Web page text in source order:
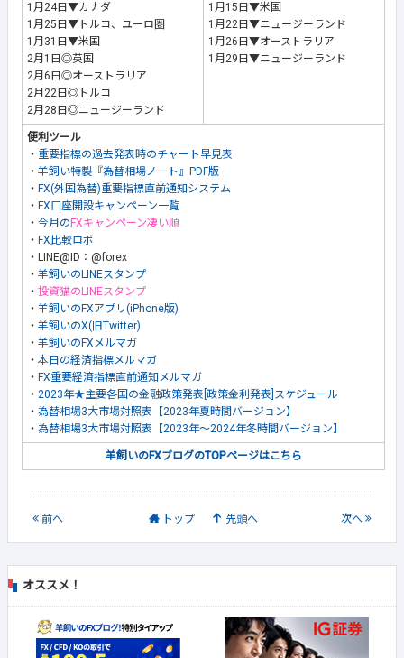
1月24日▼カナダ
1月25日▼トルコ、ユーロ圏
1月31日▼米国
2月1日◎英国
2月6日◎オーストラリア
2月22日◎トルコ
2月28日◎ニュージーランド
1月15日▼米国
1月22日▼ニュージーランド
1月26日▼オーストラリア
1月29日▼ニュージーランド
便利ツール
・ 重要指標の過去発表時のチャート早見表
・ 羊飼い特製『為替相場ノート』PDF版
・ FX(外国為替)重要指標直前通知システム
・ FX口座開設キャンペーン一覧
・ 今月の FXキャンペーン凄い順
・ FX比較ロボ
・LINE@ID：@forex
・ 羊飼いのLINEスタンプ
・ 投資猫のLINEスタンプ
・ 羊飼いのFXアプリ(iPhone版)
・ 羊飼いのX(旧Twitter)
・ 羊飼いのFXメルマガ
・ 本日の経済指標メルマガ
・ FX重要経済指標直前通知メルマガ
・ 2023年★主要各国の金融政策発表[政策金利発表]スケジュール
・ 為替相場3大市場対照表【2023年夏時間バージョン】
・ 為替相場3大市場対照表【2023年～2024年冬時間バージョン】
羊飼いのFXブログのTOPページはこちら
前へ トップ 先頭へ 次へ
オススメ！